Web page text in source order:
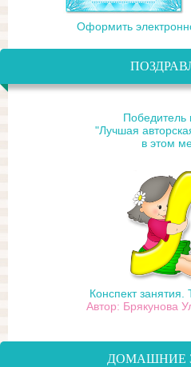
Оформить
Победитель
"Лучшая
в этом
Конспект
Автор: Брякунова
ДОМАШНИЕ